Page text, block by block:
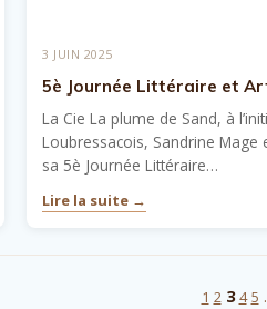
3 JUIN 2025
5è Journée Littéraire et
La Cie La plume de Sand, à
Loubressacois, Sandrine Mage
sa 5è Journée Littéraire…
Lire la suite →
1 2 3 4 5